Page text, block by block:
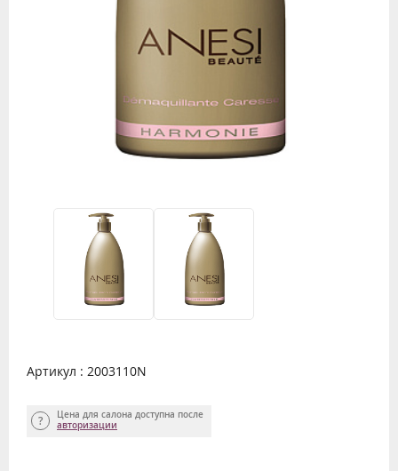
Артикул : 2003110N
Цена для салона доступна после
авторизации